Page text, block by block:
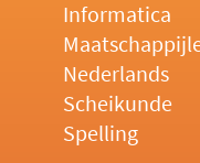
Informatica
Nederlands
Scheikunde
Spelling